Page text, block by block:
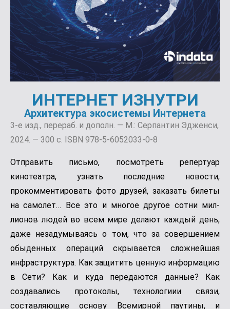
ИНТЕРНЕТ ИЗНУТРИ
Архитектура экосистемы Интернета
3-е изд., перераб. и дополн. — М.: Серпантин Эдженси,
2024. — 300 с. ISBN 978-5-6052033-0-8
Отправить письмо, посмотреть репертуар
кинотеатра, узнать последние новости,
прокомментировать фото друзей, зака­зать билеты
на самолет… Все это и многое другое сотни мил­
лионов людей во всем мире делают каждый день,
даже незадумываясь о том, что за совершением
обыденных опера­ций скрывается сложнейшая
инфраструктура. Как защитить ценную информацию
в Сети? Как и куда передаются данные? Как
создавались протоколы, технологиии связи,
составляющие основу Всемирной паутины, и